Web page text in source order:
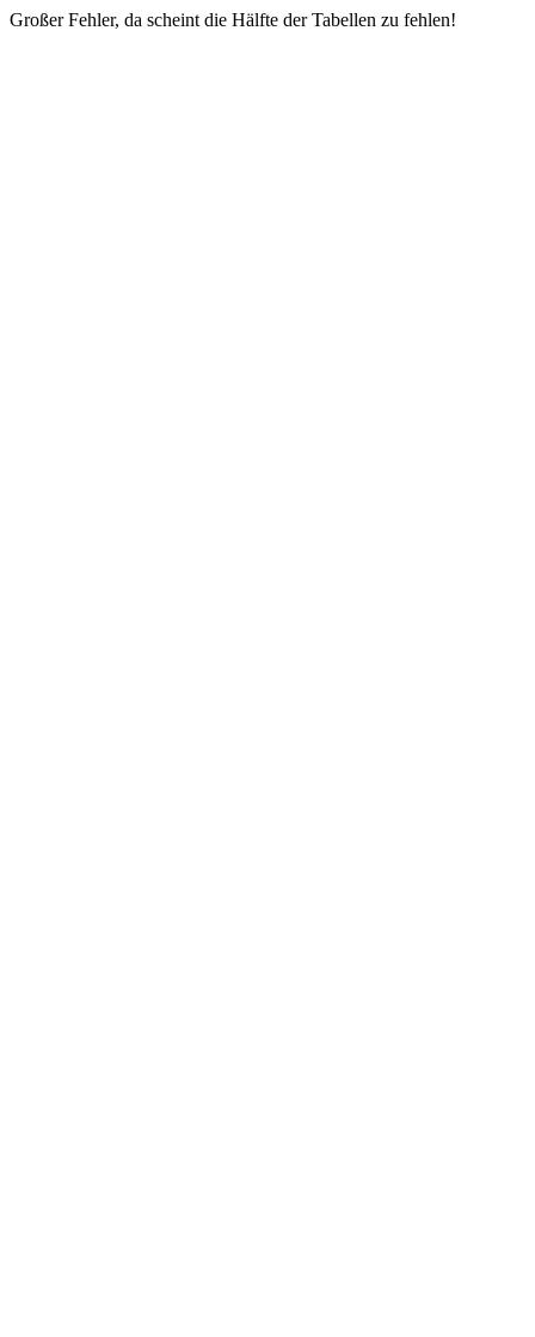
Großer Fehler, da scheint die Hälfte der Tabellen zu fehlen!